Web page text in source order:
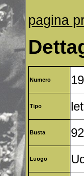
pagina
Numero
Tipo
Busta 92
Luogo